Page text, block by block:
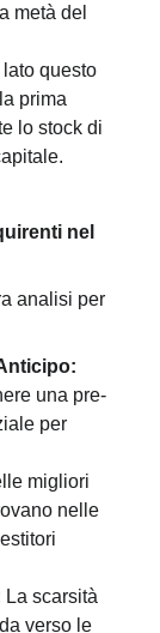
metà del
questo
prima
lo stock di
nel
analisi per
una pre-
per
migliori
nelle
La scarsità
verso le